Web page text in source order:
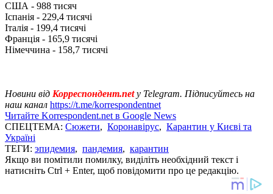
США - 988 тисяч
Іспанія - 229,4 тисячі
Італія - ​​199,4 тисячі
Франція - 165,9 тисячі
Німеччина - 158,7 тисячі
Новини від Корреспондент.net у Telegram. Підписуйтесь на
наш канал https://t.me/korrespondentnet
Читайте Korrespondent.net в Google News
СПЕЦТЕМА: Сюжети, Коронавірус, Карантин у Києві та
Україні
ТЕГИ: эпидемия, пандемия, карантин
Якщо ви помітили помилку, виділіть необхідний текст і
натисніть Ctrl + Enter, щоб повідомити про це редакцію.